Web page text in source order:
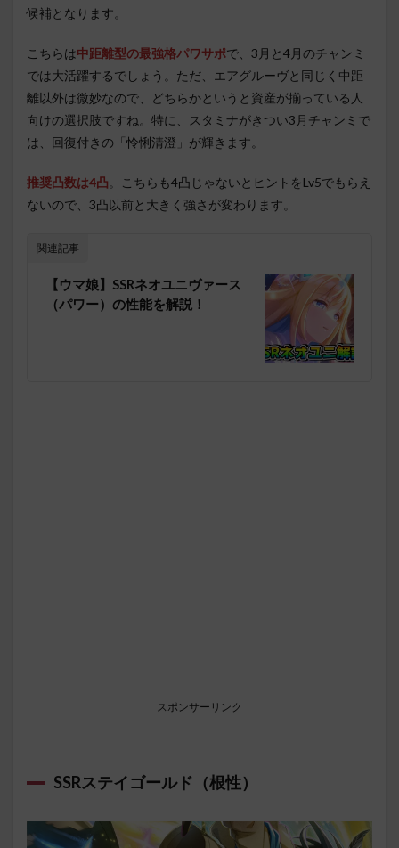
候補となります。
こちらは中距離型の最強格パワサポで、3月と4月のチャンミ
では大活躍するでしょう。ただ、エアグルーヴと同じく中距
離以外は微妙なので、どちらかというと資産が揃っている人
向けの選択肢ですね。特に、スタミナがきつい3月チャンミで
は、回復付きの「怜悧清澄」が輝きます。
推奨凸数は4凸。こちらも4凸じゃないとヒントをLv5でもらえ
ないので、3凸以前と大きく強さが変わります。
関連記事
【ウマ娘】SSRネオユニヴァース
（パワー）の性能を解説！
スポンサーリンク
SSRステイゴールド（根性）